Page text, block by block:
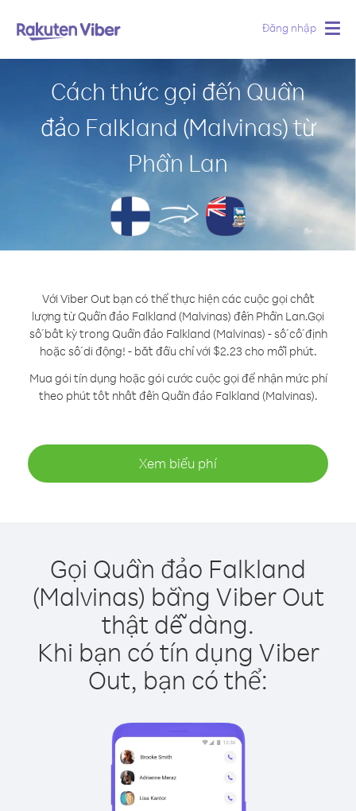
Đăng nhập
Cách thức gọi đến Quần
đảo Falkland (Malvinas) từ
Phần Lan
Với Viber Out bạn có thể thực hiện các cuộc gọi chất
lượng từ Quần đảo Falkland (Malvinas) đến Phần Lan.Gọi
số bất kỳ trong Quần đảo Falkland (Malvinas) - số cố định
hoặc số di động! - bắt đầu chỉ với $2.23 cho mỗi phút.
Mua gói tín dụng hoặc gói cước cuộc gọi để nhận mức phí
theo phút tốt nhất đến Quần đảo Falkland (Malvinas).
Xem biểu phí
Gọi Quần đảo Falkland
(Malvinas) bằng Viber Out
thật dễ dàng.
Khi bạn có tín dụng Viber
Out, bạn có thể: